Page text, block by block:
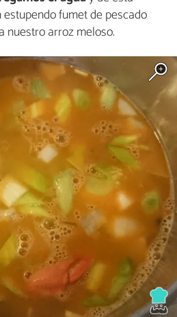
fumet de pescado
nuestro arroz meloso.